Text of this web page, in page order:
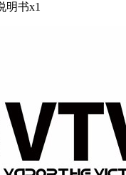
明书x1